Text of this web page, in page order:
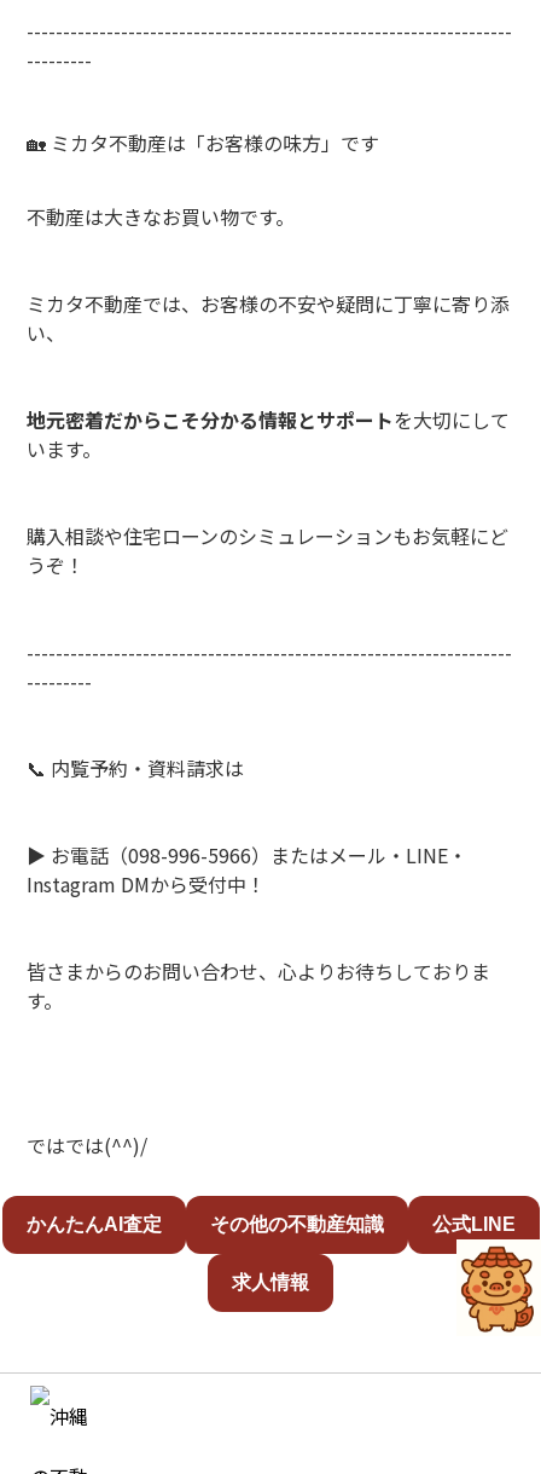
-------------------------------------------------------------------
---------
🏡 ミカタ不動産は「お客様の味方」です
不動産は大きなお買い物です。
ミカタ不動産では、お客様の不安や疑問に丁寧に寄り添
い、
地元密着だからこそ分かる情報とサポートを大切にして
います。
購入相談や住宅ローンのシミュレーションもお気軽にど
うぞ！
-------------------------------------------------------------------
---------
📞 内覧予約・資料請求は
▶️ お電話（098-996-5966）またはメール・LINE・
Instagram DMから受付中！
皆さまからのお問い合わせ、心よりお待ちしておりま
す。
ではでは(^^)/
かんたんAI査定 その他の不動産知識 公式LINE
求人情報